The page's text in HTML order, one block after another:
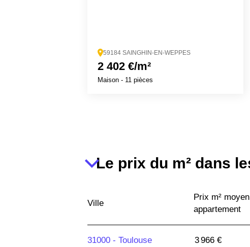
59184 SAINGHIN-EN-WEPPES
2 402 €/m²
Maison - 11 pièces
Le prix du m² dans
Ville
Prix m² moyen
appartement
31000 - Toulouse 3 966 €